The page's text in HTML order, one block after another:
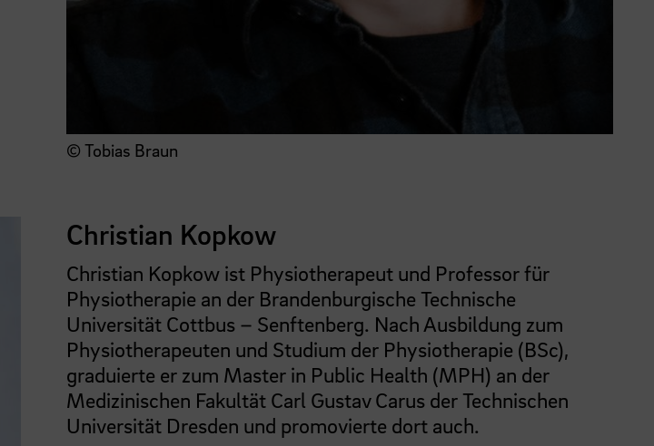
© Tobias Braun
Christian Kopkow
Christian Kopkow ist Physiotherapeut und Professor für
Physiotherapie an der Brandenburgische Technische
Universität Cottbus – Senftenberg. Nach Ausbildung zum
Physiotherapeuten und Studium der Physiotherapie (BSc),
graduierte er zum Master in Public Health (MPH) an der
Medizinischen Fakultät Carl Gustav Carus der Technischen
Universität Dresden und promovierte dort auch.